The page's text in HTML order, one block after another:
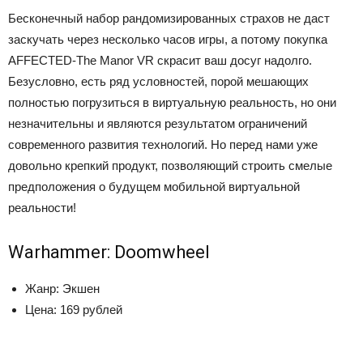
Бесконечный набор рандомизированных страхов не даст
заскучать через несколько часов игры, а потому покупка
AFFECTED-The Manor VR скрасит ваш досуг надолго.
Безусловно, есть ряд условностей, порой мешающих
полностью погрузиться в виртуальную реальность, но они
незначительны и являются результатом ограничений
современного развития технологий. Но перед нами уже
довольно крепкий продукт, позволяющий строить смелые
предположения о будущем мобильной виртуальной
реальности!
Warhammer: Doomwheel
Жанр: Экшен
Цена: 169 рублей